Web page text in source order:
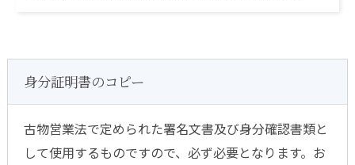
身分証明書のコピー
古物営業法で定められた署名文書及び身分確認書類と
して使用するものですので、必ず必要となります。お